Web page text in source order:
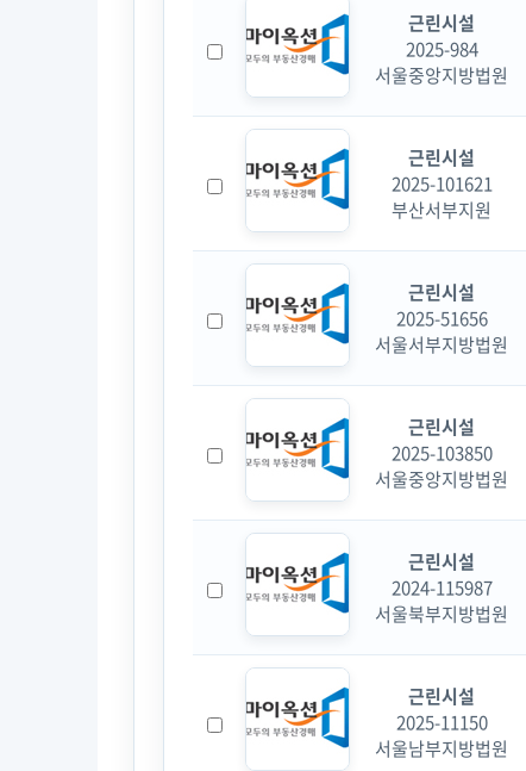
근린시설
2025-984
서울중앙지방법원
근린시설
2025-101621
부산서부지원
근린시설
2025-51656
서울서부지방법원
근린시설
2025-103850
서울중앙지방법원
근린시설
2024-115987
서울북부지방법원
근린시설
2025-11150
서울남부지방법원